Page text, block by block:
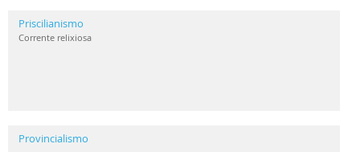
Priscilianismo
Corrente relixiosa
Provincialismo